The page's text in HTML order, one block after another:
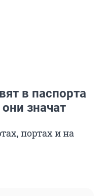
в паспорта
значат
портах и на